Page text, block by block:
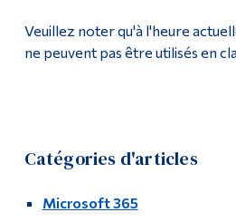
Réalisations 2023-24
Réalisations 2024-25
Studio multimédia
Veuillez noter qu'à l'heure
ne peuvent pas être utilisés en
Catégories d'articles
Microsoft 365
Qui
Futurs